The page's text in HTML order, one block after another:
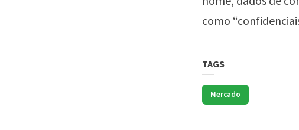
como
TAGS
Mercado